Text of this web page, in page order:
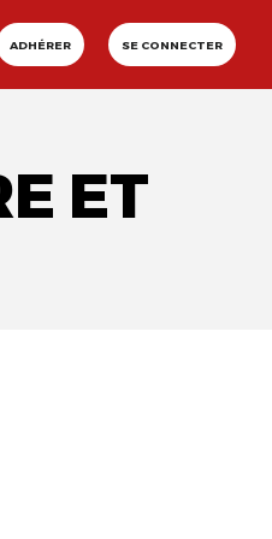
ADHÉRER SE CONNECTER
ET